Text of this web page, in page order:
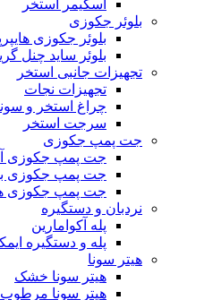
اسکیمر استخر
بلوئر جکوزی
بلوئر جکوزی
بلوئر ساید چنل
تجهیزات جانبی استخر
تجهیزات نجات
چراغ استخر و
سرجت استخر
جت پمپ جکوزی
جت پمپ جکوزی
جت پمپ جکوزی
جت پمپ جکوزی
نردبان و دستگیره
پله آکوامارین
پله و دستگیره
هیتر سونا
هیتر سونا خشک
هیتر سونا مرطوب